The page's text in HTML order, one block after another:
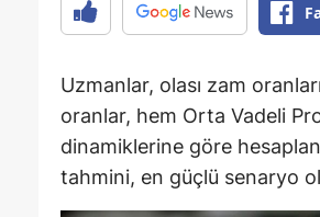
Uzmanlar, olası zam
oranlar, hem Orta Vadeli
dinamiklerine göre
tahmini, en güçlü senaryo